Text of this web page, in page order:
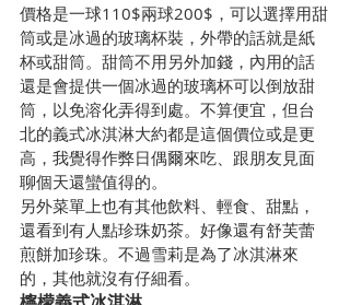
價格是一球110$兩球200$，可以選擇用甜
筒或是冰過的玻璃杯裝，外帶的話就是紙
杯或甜筒。甜筒不用另外加錢，內用的話
還是會提供一個冰過的玻璃杯可以倒放甜
筒，以免溶化弄得到處。不算便宜，但台
北的義式冰淇淋大約都是這個價位或是更
高，我覺得作弊日偶爾來吃、跟朋友見面
聊個天還蠻值得的。
另外菜單上也有其他飲料、輕食、甜點，
還看到有人點珍珠奶茶。好像還有舒芙蕾
煎餅加珍珠。不過雪莉是為了冰淇淋來
的，其他就沒有仔細看。